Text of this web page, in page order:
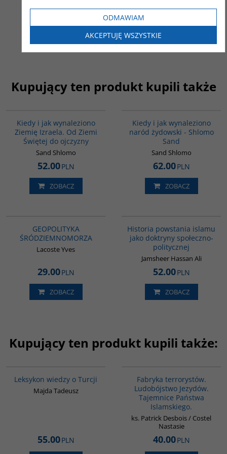
Kupujący ten produkt kupili także
Kiedy i jak wynaleziono
Ziemię Izraela. Od Ziemi
Świętej do ojczyzny
Sand Shlomo
52.00PLN
ZOBACZ
Kiedy i jak wynaleziono
naród żydowski - Shlomo
Sand
Sand Shlomo
62.00PLN
ZOBACZ
GEOPOLITYKA
ŚRÓDZIEMNOMORZA
Lacoste Yves
29.00PLN
ZOBACZ
Historia powstania islamu
jako doktryny społeczno-
politycznej
Jamsheer Hassan Ali
52.00PLN
ZOBACZ
Kupujący ten produkt kupili także:
Leksykon wiedzy o Turcji
Majda Tadeusz
55.00PLN
Fabryka terrorystów.
Ludobójstwo Jezydów.
Tajemnice Państwa
Islamskiego.
ks. Patrick Desbois / Costel
Nastasie
40.00PLN
ODMAWIAM
AKCEPTUJĘ WSZYSTKIE